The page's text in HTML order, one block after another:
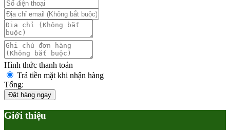
Hình thức thanh toán
Trả tiền mặt khi nhận hàng
Tổng:
Đặt hàng ngay
Giới thiệu